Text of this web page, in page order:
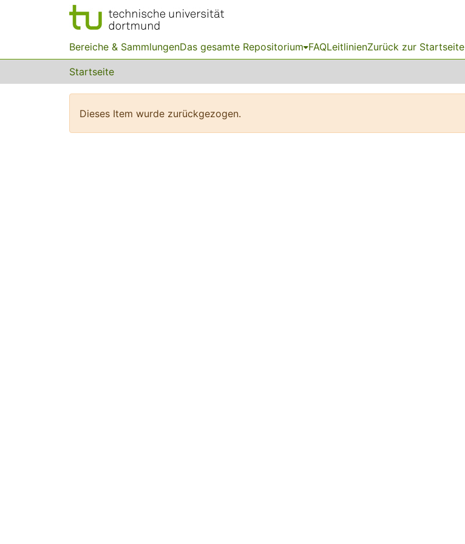
Bereiche & SammlungenDas gesamte Repositorium FAQLeitlinienZurück zur Startseite
Startseite
Dieses Item wurde zurückgezogen.